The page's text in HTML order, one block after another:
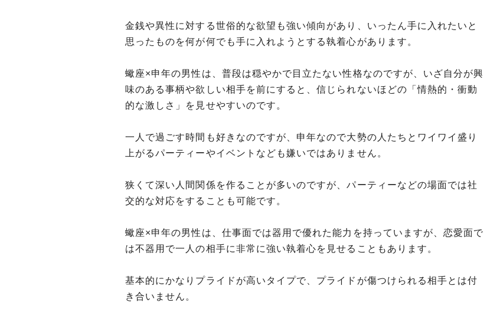
金銭や異性に対する世俗的な欲望も強い傾向があり、いったん手に入れたいと
思ったものを何が何でも手に入れようとする執着心があります。
蠍座×申年の男性は、普段は穏やかで目立たない性格なのですが、いざ自分が興
味のある事柄や欲しい相手を前にすると、信じられないほどの「情熱的・衝動
的な激しさ」を見せやすいのです。
一人で過ごす時間も好きなのですが、申年なので大勢の人たちとワイワイ盛り
上がるパーティーやイベントなども嫌いではありません。
狭くて深い人間関係を作ることが多いのですが、パーティーなどの場面では社
交的な対応をすることも可能です。
蠍座×申年の男性は、仕事面では器用で優れた能力を持っていますが、恋愛面で
は不器用で一人の相手に非常に強い執着心を見せることもあります。
基本的にかなりプライドが高いタイプで、プライドが傷つけられる相手とは付
き合いません。